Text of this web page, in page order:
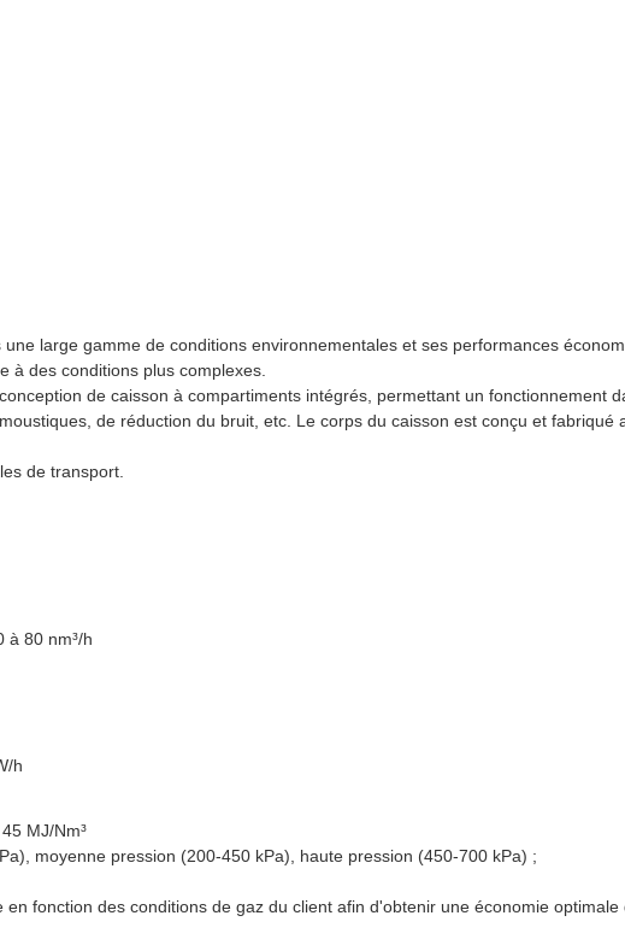
large gamme de conditions environnementales et ses performances
à des conditions plus complexes.
de caisson à compartiments intégrés, permettant un fonctionnement
de réduction du bruit, etc. Le corps du caisson est conçu et
de transport.
à 80 nm³/h
h
MJ/Nm³
moyenne pression (200-450 kPa), haute pression (450-700 kPa) ;
fonction des conditions de gaz du client afin d'obtenir une économie